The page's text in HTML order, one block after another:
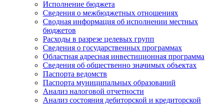
Исполнение бюджета
Сведения о межбюджетных отношениях
Сводная информация об исполнении местных
бюджетов
Расходы в разрезе целевых групп
Сведения о государственных программах
Областная адресная инвестиционная программа
Сведения об общественно значимых объектах
Паспорта ведомств
Паспорта муниципальных образований
Анализ налоговой отчетности
Анализ состояния дебиторской и кредиторской